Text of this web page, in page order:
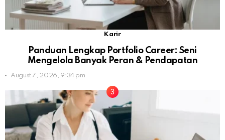
Karir
Panduan Lengkap Portfolio Career: Seni
Mengelola Banyak Peran & Pendapatan
August 7, 2026, 9:34 pm